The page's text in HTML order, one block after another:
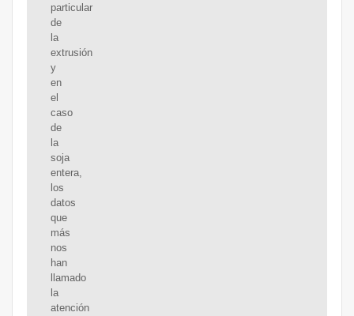
particular
de
la
extrusión
y
en
el
caso
de
la
soja
entera,
los
datos
que
más
nos
han
llamado
la
atención